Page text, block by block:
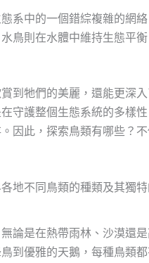
系中的一個錯綜複雜的網
鳥則在水體中維持生態平
到牠們的美麗，還能更深
守護整個生態系統的多樣
因此，探索鳥類有哪些？
地不同鳥類的種類及其獨
論是在熱帶雨林、沙漠還
到優雅的天鵝，每種鳥類